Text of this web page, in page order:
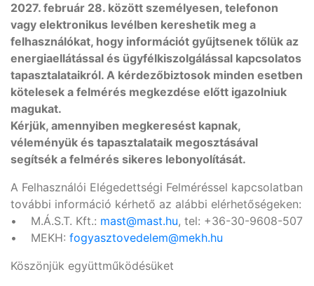
2027. február 28. között személyesen, telefonon
vagy elektronikus levélben kereshetik meg a
felhasználókat, hogy információt gyűjtsenek tőlük az
energiaellátással és ügyfélkiszolgálással kapcsolatos
tapasztalataikról. A kérdezőbiztosok minden esetben
kötelesek a felmérés megkezdése előtt igazolniuk
magukat.
Kérjük, amennyiben megkeresést kapnak,
véleményük és tapasztalataik megosztásával
segítsék a felmérés sikeres lebonyolítását.
A Felhasználói Elégedettségi Felméréssel kapcsolatban
további információ kérhető az alábbi elérhetőségeken:
• M.Á.S.T. Kft.: mast@mast.hu, tel: +36-30-9608-507
• MEKH: fogyasztovedelem@mekh.hu
Köszönjük együttműködésüket